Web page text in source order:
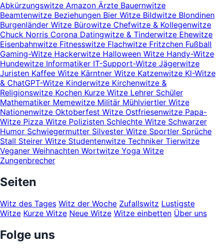
Abkürzungswitze Amazon Ärzte Bauernwitze
Beamtenwitze Beziehungen Bier Witze Bildwitze Blondinen
Burgenländer Witze Bürowitze Chefwitze & Kollegenwitze
Chuck Norris Corona Datingwitze & Tinderwitze Ehewitze
Eisenbahnwitze Fitnesswitze Flachwitze Fritzchen Fußball
Gaming-Witze Hackerwitze Halloween Witze Handy-Witze
Hundewitze Informatiker IT-Support-Witze Jägerwitze
Juristen Kaffee Witze Kärntner Witze Katzenwitze KI-Witze
& ChatGPT-Witze Kinderwitze Kirchenwitze &
Religionswitze Kochen Kurze Witze Lehrer Schüler
Mathematiker Memewitze Militär Mühlviertler Witze
Nationenwitze Oktoberfest Witze Ostfriesenwitze Papa-
Witze Pizza Witze Polizisten Schlechte Witze Schwarzer
Humor Schwiegermutter Silvester Witze Sportler Sprüche
Stall Steirer Witze Studentenwitze Techniker Tierwitze
Veganer Weihnachten Wortwitze Yoga Witze
Zungenbrecher
Seiten
Witz des Tages Witz der Woche Zufallswitz Lustigste
Witze Kurze Witze Neue Witze Witze einbetten Über uns
Folge uns